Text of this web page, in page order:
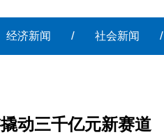
经济新闻 / 社会新闻 /
动三千亿元新赛道